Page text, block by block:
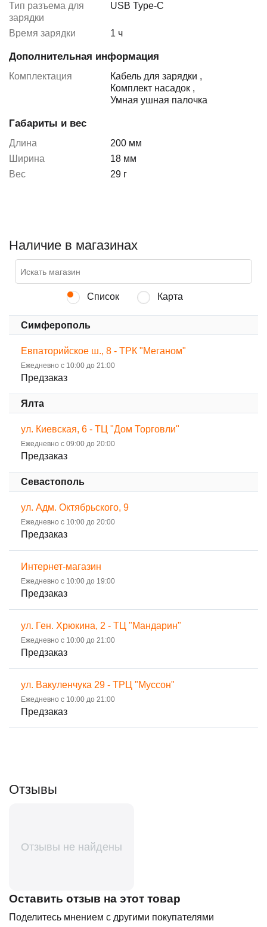
Тип разъема для
зарядки
USB Type-C
Время зарядки 1 ч
Дополнительная информация
Комплектация Кабель для зарядки ,
Комплект насадок ,
Умная ушная палочка
Габариты и вес
Длина
200 мм
Ширина
18 мм
Вес
29 г
Наличие в магазинах
Список Карта
Симферополь
Евпаторийское ш., 8 - ТРК "Меганом"
Ежедневно с 10:00 до 21:00
Предзаказ
Ялта
ул. Киевская, 6 - ТЦ "Дом Торговли"
Ежедневно с 09:00 до 20:00
Предзаказ
Севастополь
ул. Адм. Октябрьского, 9
Ежедневно с 10:00 до 20:00
Предзаказ
Интернет-магазин
Ежедневно с 10:00 до 19:00
Предзаказ
ул. Ген. Хрюкина, 2 - ТЦ "Мандарин"
Ежедневно с 10:00 до 21:00
Предзаказ
ул. Вакуленчука 29 - ТРЦ "Муссон"
Ежедневно с 10:00 до 21:00
Предзаказ
Отзывы
Отзывы не найдены
Оставить отзыв на этот товар
Поделитесь мнением с другими покупателями